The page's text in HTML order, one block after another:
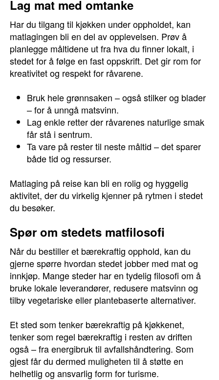
Lag mat med omtanke
Har du tilgang til kjøkken under oppholdet, kan
matlagingen bli en del av opplevelsen. Prøv å
planlegge måltidene ut fra hva du finner lokalt, i
stedet for å følge en fast oppskrift. Det gir rom for
kreativitet og respekt for råvarene.
Bruk hele grønnsaken – også stilker og blader
– for å unngå matsvinn.
Lag enkle retter der råvarenes naturlige smak
får stå i sentrum.
Ta vare på rester til neste måltid – det sparer
både tid og ressurser.
Matlaging på reise kan bli en rolig og hyggelig
aktivitet, der du virkelig kjenner på rytmen i stedet
du besøker.
Spør om stedets matfilosofi
Når du bestiller et bærekraftig opphold, kan du
gjerne spørre hvordan stedet jobber med mat og
innkjøp. Mange steder har en tydelig filosofi om å
bruke lokale leverandører, redusere matsvinn og
tilby vegetariske eller plantebaserte alternativer.
Et sted som tenker bærekraftig på kjøkkenet,
tenker som regel bærekraftig i resten av driften
også – fra energibruk til avfallshåndtering. Som
gjest får du dermed muligheten til å støtte en
helhetlig og ansvarlig form for turisme.